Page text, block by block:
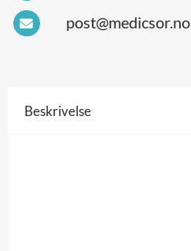
post@medicsor.no
Beskrivelse